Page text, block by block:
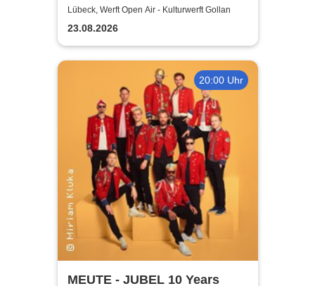
im Park - Open Air 2026
Lübeck, Werft Open Air - Kulturwerft Gollan
23.08.2026
20:00 Uhr
MEUTE - JUBEL 10 Years